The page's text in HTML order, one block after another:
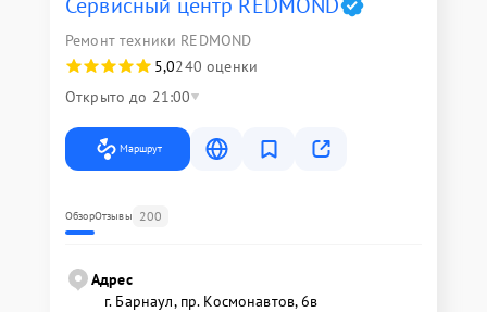
Ремонт техники REDMOND
5,0240 оценки
Открыто до 21:00
Маршрут
ОбзорОтзывы 200
Адрес
г. Барнаул, ​пр. Космонавтов, 6в